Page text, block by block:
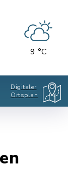
9 °C
Digitaler
Ortsplan